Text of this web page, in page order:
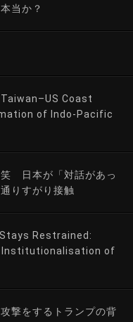
当か？
Coast
of Indo-Pacific
日本が「対話があっ
りすがり接触
Restrained:
Institutionalisation of
撃をするトランプの背